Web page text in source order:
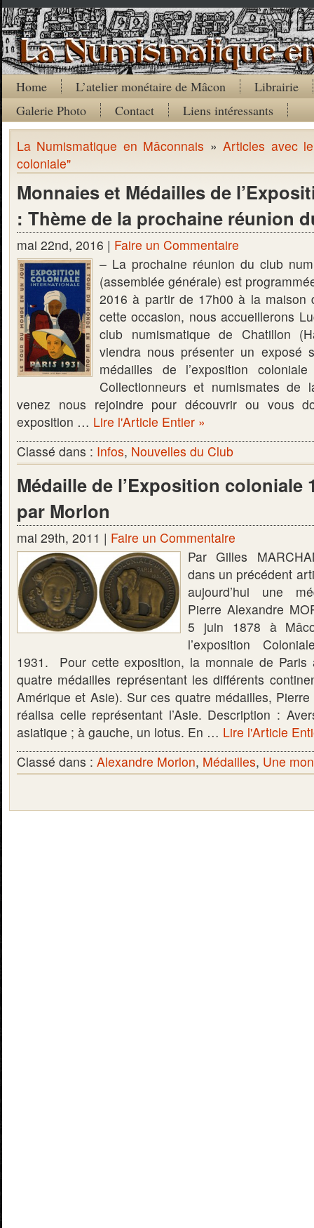
Home L’atelier monétaire de Mâcon
Librairie
Galerie Photo
Contact Liens intéressants
La Numismatique en Mâconnais »Articles avec
coloniale"
Monnaies et Médailles de
: Thème de la prochaine réunion
mai 22nd, 2016 | Faire un Commentaire
– La prochaine réunion du club
(assemblée générale) est
2016 à partir de 17h00 à la maison
cette occasion, nous accueillerons
club numismatique de Chatillon
viendra nous présenter un exposé
médailles de l’exposition
Collectionneurs et numismates de
venez nous rejoindre pour découvrir ou vous
exposition … Lire l'Article Entier »
Classé dans : Infos, Nouvelles du Club
Médaille de l’Exposition coloniale
par Morlon
mai 29th, 2011 | Faire un Commentaire
Par Gilles
dans un précédent
aujourd’hui une
Pierre Alexandre
5 juin 1878 à
l’exposition
1931. Pour cette exposition, la monnaie de
quatre médailles représentant les différents
Amérique et Asie). Sur ces quatre médailles,
réalisa celle représentant l’Asie. Description :
asiatique ; à gauche, un lotus. En … Lire l'Article
Classé dans : Alexandre Morlon, Médailles, Une